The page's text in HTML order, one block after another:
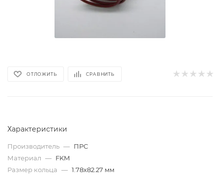
ОТЛОЖИТЬ СРАВНИТЬ
Характеристики
Производитель — ПРС
Материал — FKM
Размер кольца — 1.78х82.27 мм